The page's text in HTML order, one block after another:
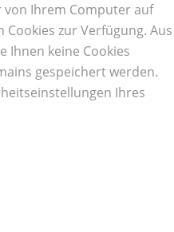
von Ihrem Computer auf
zur Verfügung. Aus
Ihnen keine Cookies
gespeichert werden.
Ihres